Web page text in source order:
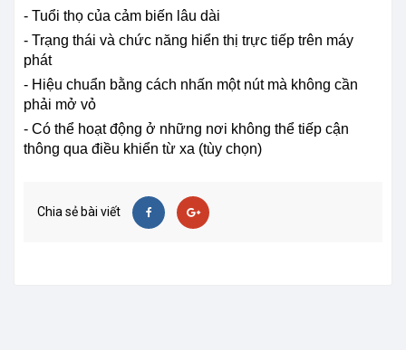
- Tuổi thọ của cảm biến lâu dài
- Trạng thái và chức năng hiển thị trực tiếp trên máy
phát
- Hiệu chuẩn bằng cách nhấn một nút mà không cần
phải mở vỏ
- Có thể hoạt động ở những nơi không thể tiếp cận
thông qua điều khiển từ xa (tùy chọn)
Chia sẻ bài viết